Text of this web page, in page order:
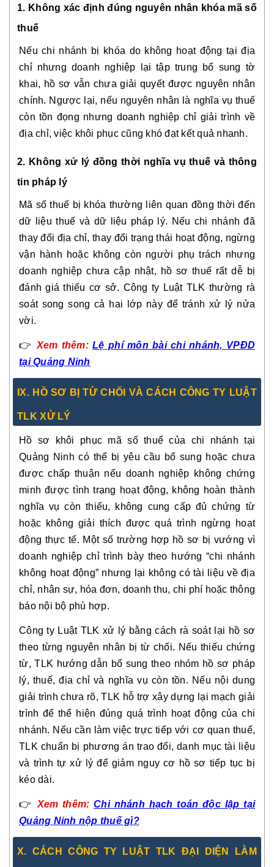
1. Không xác định đúng nguyên nhân khóa mã số
thuế
Nếu chi nhánh bị khóa do không hoạt động tại địa
chỉ nhưng doanh nghiệp lại tập trung bổ sung tờ
khai, hồ sơ vẫn chưa giải quyết được nguyên nhân
chính. Ngược lại, nếu nguyên nhân là nghĩa vụ thuế
còn tồn đọng nhưng doanh nghiệp chỉ giải trình về
địa chỉ, việc khôi phục cũng khó đạt kết quả nhanh.
2. Không xử lý đồng thời nghĩa vụ thuế và thông
tin pháp lý
Mã số thuế bị khóa thường liên quan đồng thời đến
dữ liệu thuế và dữ liệu pháp lý. Nếu chi nhánh đã
thay đổi địa chỉ, thay đổi trạng thái hoạt động, ngừng
vận hành hoặc không còn người phụ trách nhưng
doanh nghiệp chưa cập nhật, hồ sơ thuế rất dễ bị
đánh giá thiếu cơ sở. Công ty Luật TLK thường rà
soát song song cả hai lớp này để tránh xử lý nửa
vời.
👉 Xem thêm:Lệ phí môn bài chi nhánh, VPĐD
tại Quảng Ninh
IX. HỒ SƠ BỊ TỪ CHỐI VÀ CÁCH CÔNG TY LUẬT
TLK XỬ LÝ
Hồ sơ khôi phục mã số thuế của chi nhánh tại
Quảng Ninh có thể bị yêu cầu bổ sung hoặc chưa
được chấp thuận nếu doanh nghiệp không chứng
minh được tình trạng hoạt động, không hoàn thành
nghĩa vụ còn thiếu, không cung cấp đủ chứng từ
hoặc không giải thích được quá trình ngừng hoạt
động thực tế. Một số trường hợp hồ sơ bị vướng vì
doanh nghiệp chỉ trình bày theo hướng “chi nhánh
không hoạt động” nhưng lại không có tài liệu về địa
chỉ, nhân sự, hóa đơn, doanh thu, chi phí hoặc thông
báo nội bộ phù hợp.
Công ty Luật TLK xử lý bằng cách rà soát lại hồ sơ
theo từng nguyên nhân bị từ chối. Nếu thiếu chứng
từ, TLK hướng dẫn bổ sung theo nhóm hồ sơ pháp
lý, thuế, địa chỉ và nghĩa vụ còn tồn. Nếu nội dung
giải trình chưa rõ, TLK hỗ trợ xây dựng lại mạch giải
trình để thể hiện đúng quá trình hoạt động của chi
nhánh. Nếu cần làm việc trực tiếp với cơ quan thuế,
TLK chuẩn bị phương án trao đổi, danh mục tài liệu
và trình tự xử lý để giảm nguy cơ hồ sơ tiếp tục bị
kéo dài.
👉 Xem thêm:Chi nhánh hạch toán độc lập tại
Quảng Ninh nộp thuế gì?
X. CÁCH CÔNG TY LUẬT TLK ĐẠI DIỆN LÀM